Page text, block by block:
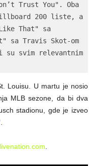
Trust You". Oba
200 liste, a
That" sa
sa Travis Skot-om
svim relevantnim
Louisu. U martu je nosio
MLB sezone, da bi dva
stadionu, gde je izveo
livenation.com